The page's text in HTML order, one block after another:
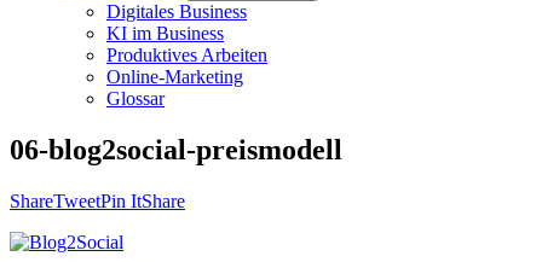
Digitales Business
KI im Business
Produktives Arbeiten
Online-Marketing
Glossar
06-blog2social-preismodell
ShareTweetPin ItShare